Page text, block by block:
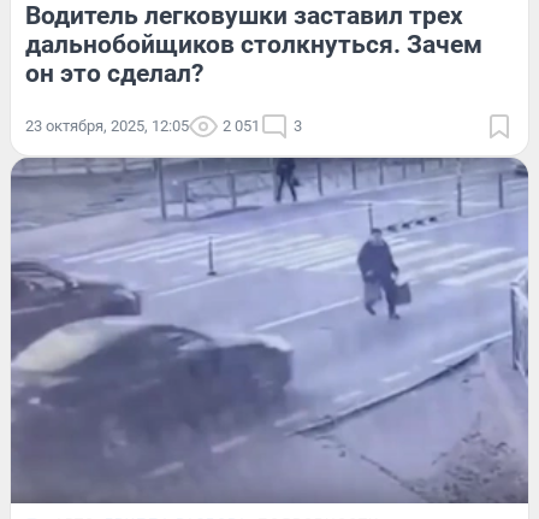
Водитель легковушки заставил трех
дальнобойщиков столкнуться. Зачем
он это сделал?
23 октября, 2025, 12:05 2 051 3